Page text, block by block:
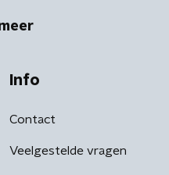
Info
Contact
Veelgestelde vragen